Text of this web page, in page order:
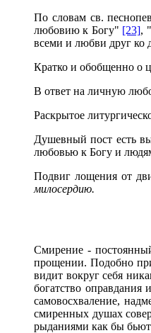
По словам св.
любовию к Богу" [23],
всеми и любви друг ко
Кратко и обобщенно о
В ответ на личную
Раскрытое
Душевный пост есть
любовью к Богу и
Подвиг лощения от
милосердию.
Смирение -
прощении. Подобно
видит вокруг себя
богатство
самовосхваление,
смиренных душах
рыданиями как бы бьют